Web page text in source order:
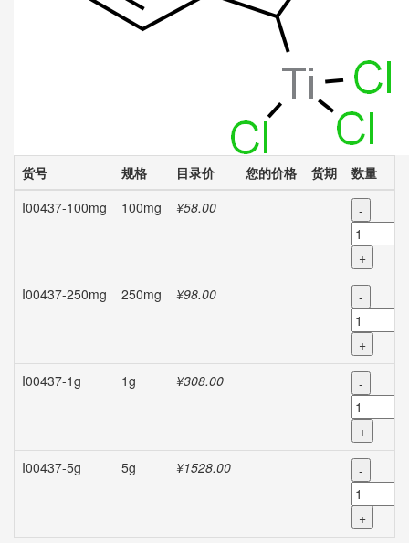
货号 规格 目录价 您的价格 货期
数量
I00437-100mg
100mg ¥58.00 -
+
I00437-250mg
250mg ¥98.00 -
+
I00437-1g
1g ¥308.00 -
+
I00437-5g
5g ¥1528.00 -
+